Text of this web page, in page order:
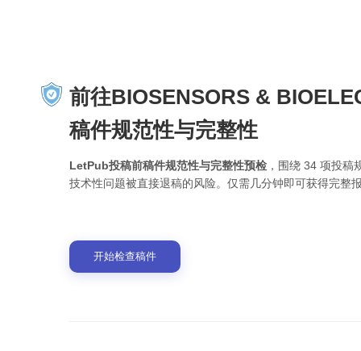
前往BIOSENSORS &
稿件规范性与完整性
LetPub投稿前稿件规范性与完整性预检 ，围绕 34 项投
技术性问题被直接退稿的风险。仅需几分钟即可获得完整